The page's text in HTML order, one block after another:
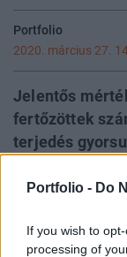
Portfolio - Do
If you wish to
processing of
Portfolio
2020. március 27.
Jelentős
fertőzöttek
terjedés
egészségügyi
egyébként is